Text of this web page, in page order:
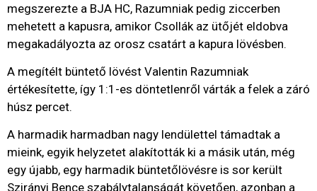
megszerezte a BJA HC, Razumniak pedig ziccerben
mehetett a kapusra, amikor Csollák az ütőjét eldobva
megakadályozta az orosz csatárt a kapura lövésben.
A megítélt büntető lövést Valentin Razumniak
értékesítette, így 1:1-es döntetlenről várták a felek a záró
húsz percet.
A harmadik harmadban nagy lendülettel támadtak a
mieink, egyik helyzetet alakították ki a másik után, még
egy újabb, egy harmadik büntetőlövésre is sor került
Szirányi Bence szabálytalanságát követően, azonban a